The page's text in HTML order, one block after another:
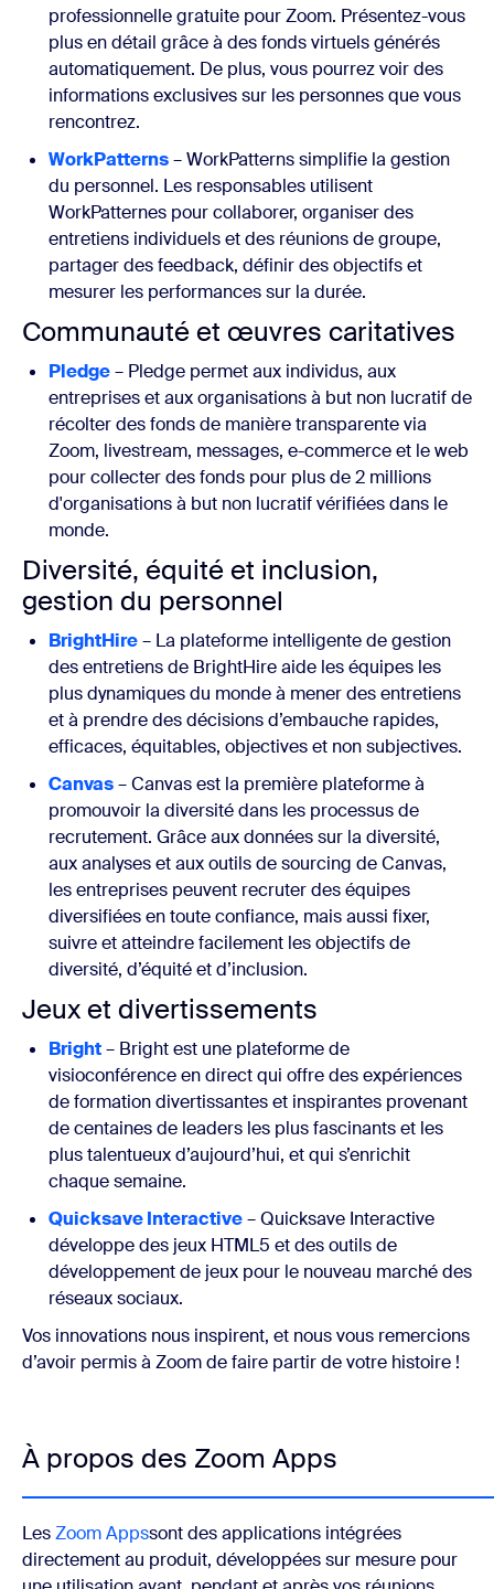
professionnelle gratuite pour Zoom. Présentez-vous
plus en détail grâce à des fonds virtuels générés
automatiquement. De plus, vous pourrez voir des
informations exclusives sur les personnes que vous
rencontrez.
WorkPatterns– WorkPatterns simplifie la gestion
du personnel. Les responsables utilisent
WorkPatternes pour collaborer, organiser des
entretiens individuels et des réunions de groupe,
partager des feedback, définir des objectifs et
mesurer les performances sur la durée.
Communauté et œuvres caritatives
Pledge– Pledge permet aux individus, aux
entreprises et aux organisations à but non lucratif de
récolter des fonds de manière transparente via
Zoom, livestream, messages, e-commerce et le web
pour collecter des fonds pour plus de 2 millions
d'organisations à but non lucratif vérifiées dans le
monde.
Diversité, équité et inclusion,
gestion du personnel
BrightHire– La plateforme intelligente de gestion
des entretiens de BrightHire aide les équipes les
plus dynamiques du monde à mener des entretiens
et à prendre des décisions d’embauche rapides,
efficaces, équitables, objectives et non subjectives.
Canvas– Canvas est la première plateforme à
promouvoir la diversité dans les processus de
recrutement. Grâce aux données sur la diversité,
aux analyses et aux outils de sourcing de Canvas,
les entreprises peuvent recruter des équipes
diversifiées en toute confiance, mais aussi fixer,
suivre et atteindre facilement les objectifs de
diversité, d’équité et d’inclusion.
Jeux et divertissements
Bright– Bright est une plateforme de
visioconférence en direct qui offre des expériences
de formation divertissantes et inspirantes provenant
de centaines de leaders les plus fascinants et les
plus talentueux d’aujourd’hui, et qui s’enrichit
chaque semaine.
Quicksave Interactive– Quicksave Interactive
développe des jeux HTML5 et des outils de
développement de jeux pour le nouveau marché des
réseaux sociaux.
Vos innovations nous inspirent, et nous vous remercions
d’avoir permis à Zoom de faire partir de votre histoire !
À propos des Zoom Apps
LesZoom Appssont des applications intégrées
directement au produit, développées sur mesure pour